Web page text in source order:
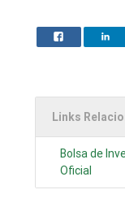
Links
Bolsa de
Oficial